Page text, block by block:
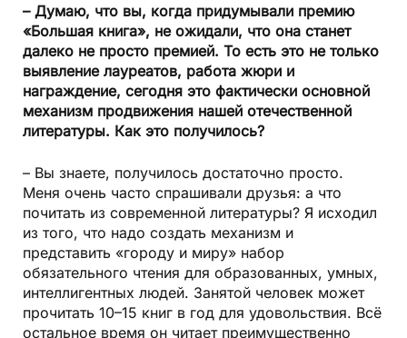
– Думаю, что вы, когда придумывали премию
«Большая книга», не ожидали, что она станет
далеко не просто премией. То есть это не только
выявление лауреатов, работа жюри и
награждение, сегодня это фактически основной
механизм продвижения нашей отечественной
литературы. Как это получилось?
– Вы знаете, получилось достаточно просто.
Меня очень часто спрашивали друзья: а что
почитать из современной литературы? Я исходил
из того, что надо создать механизм и
представить «городу и миру» набор
обязательного чтения для образованных, умных,
интеллигентных людей. Занятой человек может
прочитать 10–15 книг в год для удовольствия. Всё
остальное время он читает преимущественно